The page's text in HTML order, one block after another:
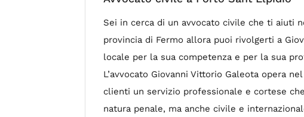
Sei in cerca di un avvocato civile che ti aiuti
provincia di Fermo allora puoi rivolgerti a
locale per la sua competenza e per la sua
L’avvocato Giovanni Vittorio Galeota opera
clienti un servizio professionale e cortese
natura penale, ma anche civile e